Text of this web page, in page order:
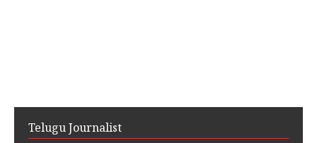
Telugu Journalist